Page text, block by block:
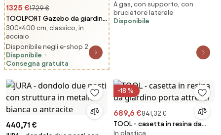
1325 €1729 €
TOOLPORT Gazebo da giardino
Hardtop Sunset Superior,
crema, 3x4 m - (301349)
300×400 cm, classico, in
acciaio
Disponibile negli e-shop 2
Disponibile
Consegna gratuita
+ 1 esterno
A gas, con supporto, con
bruciatore laterale
Disponibile
440,71 €
-18 %
689,6 €841,32 €
TOOL - casetta in resina da
In plastica